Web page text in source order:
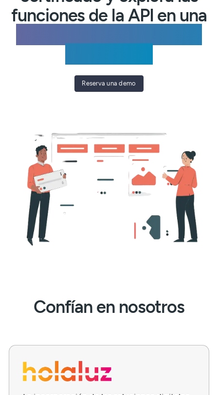
funciones de la API en una
Reserva una demo
Confían en nosotros